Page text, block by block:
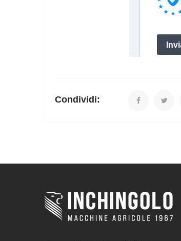
Condividi: